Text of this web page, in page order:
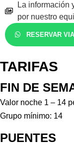
La información
por nuestro
RESERVAR
TARIFAS
FIN DE
Valor noche 1 – 14
Grupo mínimo: 14
PUENTES